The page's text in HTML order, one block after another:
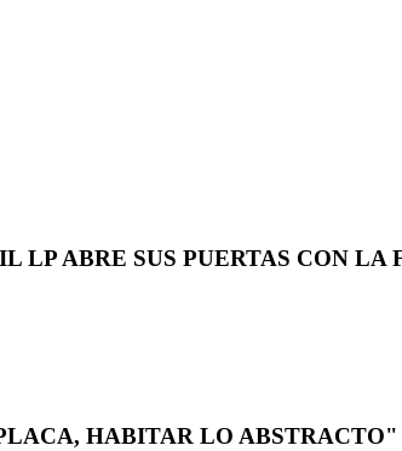
LP ABRE SUS PUERTAS CON
HABITAR LO ABSTRACTO"